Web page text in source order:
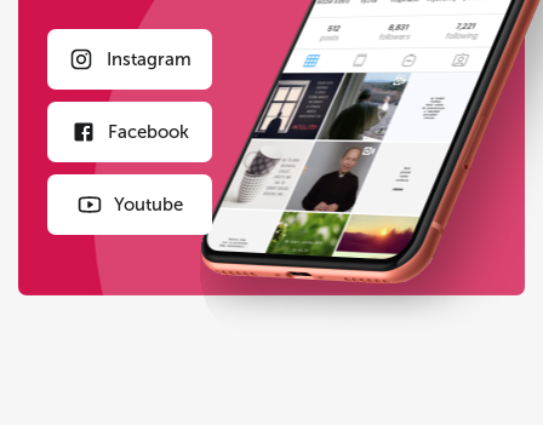
Instagram
Facebook
Youtube